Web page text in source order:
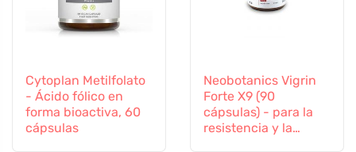
Cytoplan Metilfolato
- Ácido fólico en
forma bioactiva, 60
cápsulas
Neobotanics Vigrin
Forte X9 (90
cápsulas) - para la
resistencia y la